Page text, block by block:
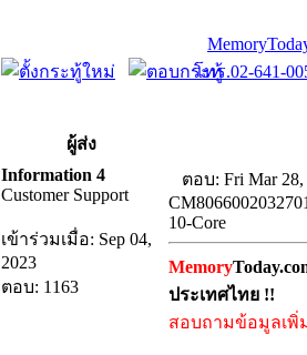
โทร.02-641-
ผู้ส่ง
Information 4
Customer Support
เข้าร่วมเมื่อ: Sep 04,
2023
ตอบ: 1163
ตอบ: Fri Mar 28,
10-Core
Memory
ประเทศไทย !!
สอบถามข้อมูลเพิ่